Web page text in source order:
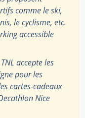
comme le ski,
le cyclisme, etc.
accessible
accepte les
pour les
cartes-cadeaux
Nice